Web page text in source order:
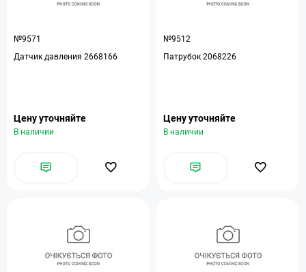
№9571
Датчик давления 2668166
Цену уточняйте
В наличии
№9512
Патрубок 2068226
Цену уточняйте
В наличии